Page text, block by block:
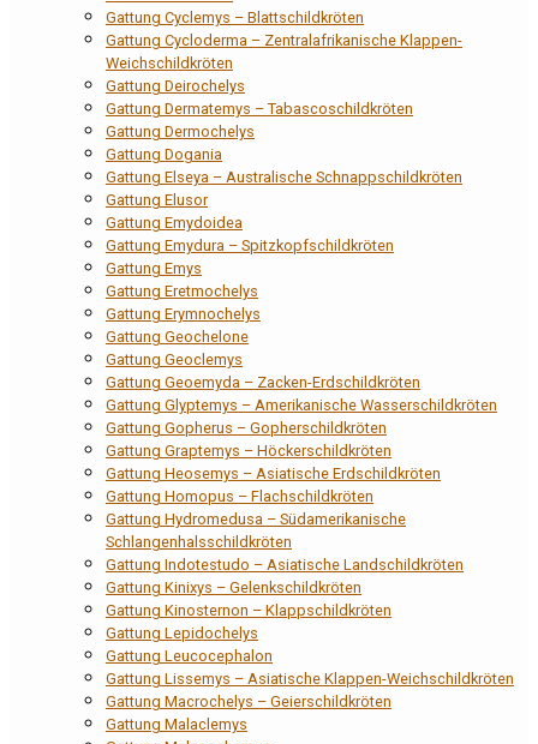
Gattung Cyclemys – Blattschildkröten
Gattung Cycloderma – Zentralafrikanische Klappen-
Weichschildkröten
Gattung Deirochelys
Gattung Dermatemys – Tabascoschildkröten
Gattung Dermochelys
Gattung Dogania
Gattung Elseya – Australische Schnappschildkröten
Gattung Elusor
Gattung Emydoidea
Gattung Emydura – Spitzkopfschildkröten
Gattung Emys
Gattung Eretmochelys
Gattung Erymnochelys
Gattung Geochelone
Gattung Geoclemys
Gattung Geoemyda – Zacken-Erdschildkröten
Gattung Glyptemys – Amerikanische Wasserschildkröten
Gattung Gopherus – Gopherschildkröten
Gattung Graptemys – Höckerschildkröten
Gattung Heosemys – Asiatische Erdschildkröten
Gattung Homopus – Flachschildkröten
Gattung Hydromedusa – Südamerikanische
Schlangenhalsschildkröten
Gattung Indotestudo – Asiatische Landschildkröten
Gattung Kinixys – Gelenkschildkröten
Gattung Kinosternon – Klappschildkröten
Gattung Lepidochelys
Gattung Leucocephalon
Gattung Lissemys – Asiatische Klappen-Weichschildkröten
Gattung Macrochelys – Geierschildkröten
Gattung Malaclemys